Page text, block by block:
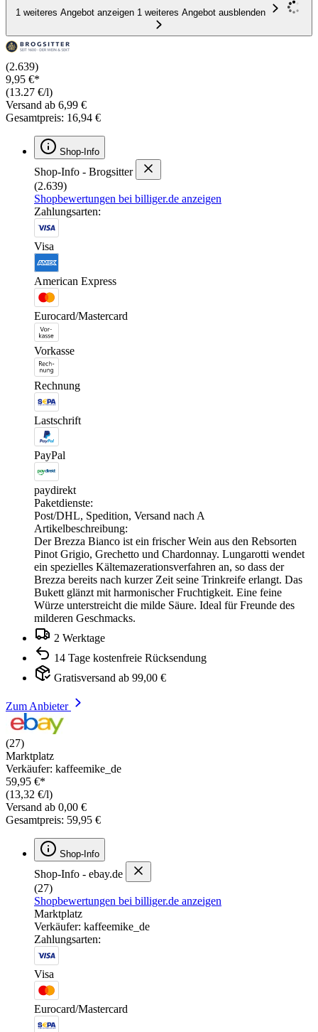
1 weiteres Angebot anzeigen 1 weiteres Angebot ausblenden
(2.639)
9,95 €*
(13.27 €/l)
Versand ab 6,99 €
Gesamtpreis: 16,94 €
Shop-Info
Shop-Info - Brogsitter
(2.639)
Shopbewertungen bei billiger.de anzeigen
Zahlungsarten:
Visa
American Express
Eurocard/Mastercard
Vorkasse
Rechnung
Lastschrift
PayPal
paydirekt
Paketdienste:
Post/DHL, Spedition, Versand nach A
Artikelbeschreibung:
Der Brezza Bianco ist ein frischer Wein aus den Rebsorten
Pinot Grigio, Grechetto und Chardonnay. Lungarotti wendet
ein spezielles Kältemazerationsverfahren an, so dass der
Brezza bereits nach kurzer Zeit seine Trinkreife erlangt. Das
Bukett glänzt mit harmonischer Fruchtigkeit. Eine feine
Würze unterstreicht die milde Säure. Ideal für Freunde des
milderen Geschmacks.
2 Werktage
14 Tage kostenfreie Rücksendung
Gratisversand ab 99,00 €
Zum Anbieter
(27)
Marktplatz
Verkäufer: kaffeemike_de
59,95 €*
(13,32 €/l)
Versand ab 0,00 €
Gesamtpreis: 59,95 €
Shop-Info
Shop-Info - ebay.de
(27)
Shopbewertungen bei billiger.de anzeigen
Marktplatz
Verkäufer: kaffeemike_de
Zahlungsarten:
Visa
Eurocard/Mastercard